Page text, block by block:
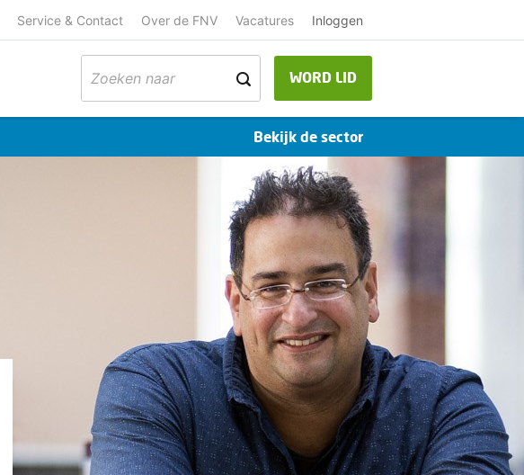
Service & Contact Over de FNV Vacatures Inloggen
WORD LID
Bekijk de sector